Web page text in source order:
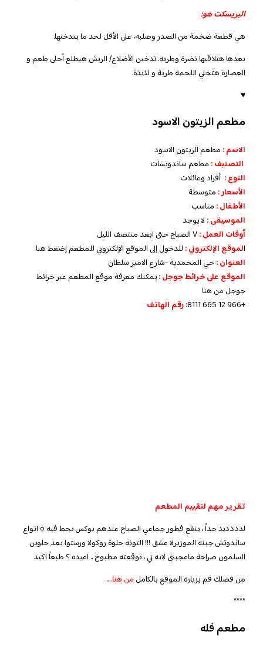
البريسكت هو:
هي قطعة ضخمة من الصدر وصلبه، على الأقل لحد ما بتدخنها.
بعدها هتلاقيها نضرة وطريه. تدخين الأضلاع/ الريش هيطلع أحلى طعم و
العصارة هتخلي اللحمة طرية و لذيذة.
♥
مطعم الزيتون الاسود
الاسم : مطعم الزيتون الاسود
التصنيف : مطعم ساندوتشات
النوع : أفراد وعائلات
الأسعار : متوسطة
الأطفال : مناسب
الموسيقى : لا يوجد
أوقات العمل :
الموقع الإلكتروني : للدخول إلى الموقع الإلكتروني للمطعمإضغط هنا
العنوان : حي المحمدية -شارع الامير سلطان
الموقع على خرائط جوجل :يمكنك معرفة موقع المطعم عبر خرائط
جوجل من هنا
+966 12 665 8111
: رقم الهاتف
تقرير مهم لتقييم المطعم
لذذذذيذ جداً ، ينفع فطور جماعي الصباح عندهم بوكس يحط فيه ٥ انواع
ساندوتش جبنة الموزيرلا عشق !!! التونه حلوة روكولا ورستوا بعد حلوين
السلمون صراحة ماعجبني لانه ني ، توقعته مطبوخ .. اعيده ؟ طبعاً اكيد
من فضلك قم بزيارة الموقع بالكامل من هنا….
****
مطعم فله